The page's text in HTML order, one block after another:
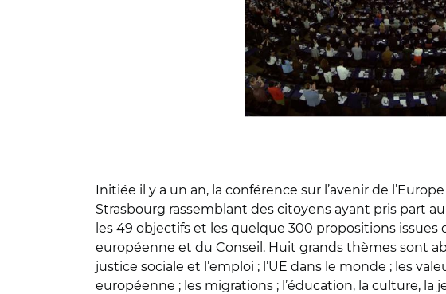
Initiée il y a un an, la conférence sur l’avenir de
Strasbourg rassemblant des citoyens ayant pris part
les 49 objectifs et les quelque 300 propositions
européenne et du Conseil. Huit grands thèmes sont
justice sociale et l’emploi ; l’UE dans le monde ; les
européenne ; les migrations ; l’éducation, la culture,